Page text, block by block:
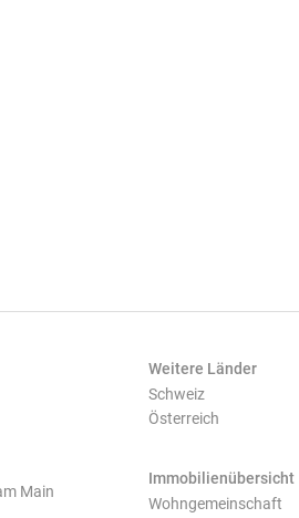
Main
Weitere Länder
Schweiz
Österreich
Immobilienübersicht
Wohngemeinschaft